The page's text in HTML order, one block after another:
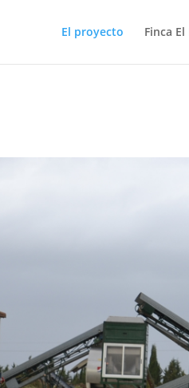
El proyecto Finca